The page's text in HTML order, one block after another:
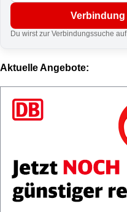
Du wirst zur Verbindungssuche
Aktuelle Angebote: